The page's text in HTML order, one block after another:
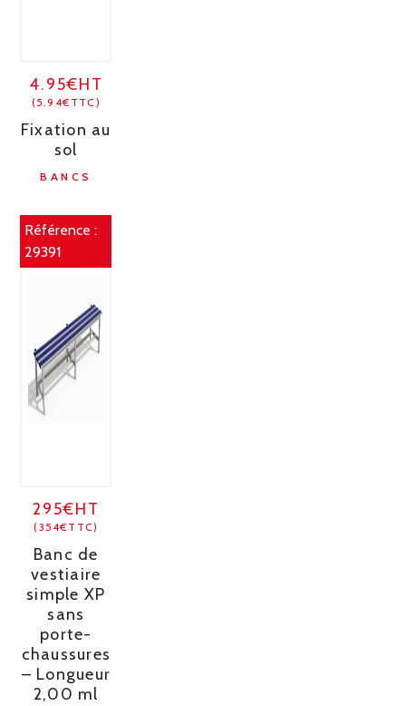
4.95€HT
(5.94€TTC)
Fixation au
sol
BANCS
Référence :
29391
295€HT
(354€TTC)
Banc de
vestiaire
simple XP
sans
porte-
chaussures
– Longueur
2,00 ml